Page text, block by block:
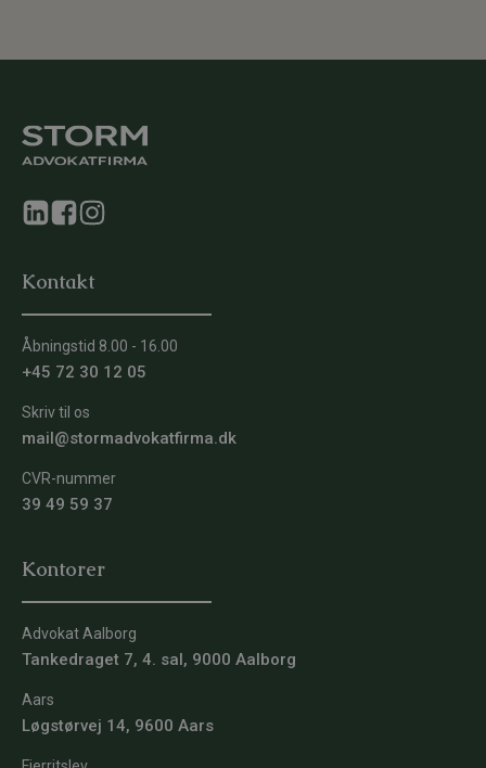
Kontakt
Åbningstid 8.00 - 16.00
+45 72 30 12 05
Skriv til os
mail@stormadvokatfirma.dk
CVR-nummer
39 49 59 37
Kontorer
Advokat Aalborg
Tankedraget 7, 4. sal, 9000 Aalborg
Aars
Løgstørvej 14, 9600 Aars